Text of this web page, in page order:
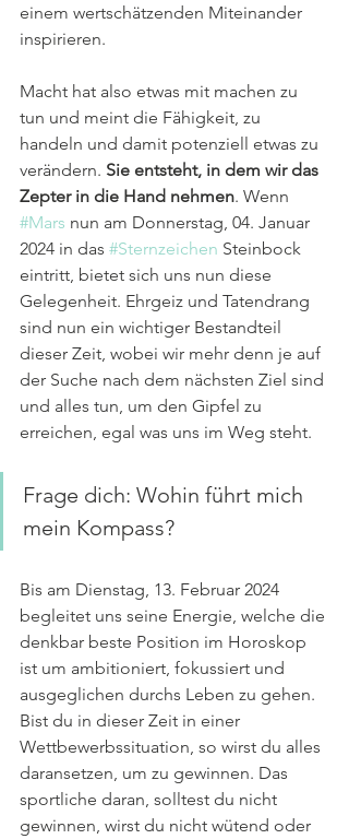
einem wertschätzenden Miteinander
inspirieren.
Macht hat also etwas mit machen zu
tun und meint die Fähigkeit, zu
handeln und damit potenziell etwas zu
verändern. Sie entsteht, in dem wir das
Zepter in die Hand nehmen. Wenn
#Mars nun am Donnerstag, 04. Januar
2024 in das #Sternzeichen Steinbock
eintritt, bietet sich uns nun diese
Gelegenheit. Ehrgeiz und Tatendrang
sind nun ein wichtiger Bestandteil
dieser Zeit, wobei wir mehr denn je auf
der Suche nach dem nächsten Ziel sind
und alles tun, um den Gipfel zu
erreichen, egal was uns im Weg steht.
Frage dich: Wohin führt mich
mein Kompass?
Bis am Dienstag, 13. Februar 2024
begleitet uns seine Energie, welche die
denkbar beste Position im Horoskop
ist um ambitioniert, fokussiert und
ausgeglichen durchs Leben zu gehen.
Bist du in dieser Zeit in einer
Wettbewerbssituation, so wirst du alles
daransetzen, um zu gewinnen. Das
sportliche daran, solltest du nicht
gewinnen, wirst du nicht wütend oder